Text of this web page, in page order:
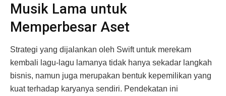
Musik Lama untuk
Memperbesar Aset
Strategi yang dijalankan oleh Swift untuk merekam
kembali lagu-lagu lamanya tidak hanya sekadar langkah
bisnis, namun juga merupakan bentuk kepemilikan yang
kuat terhadap karyanya sendiri. Pendekatan ini